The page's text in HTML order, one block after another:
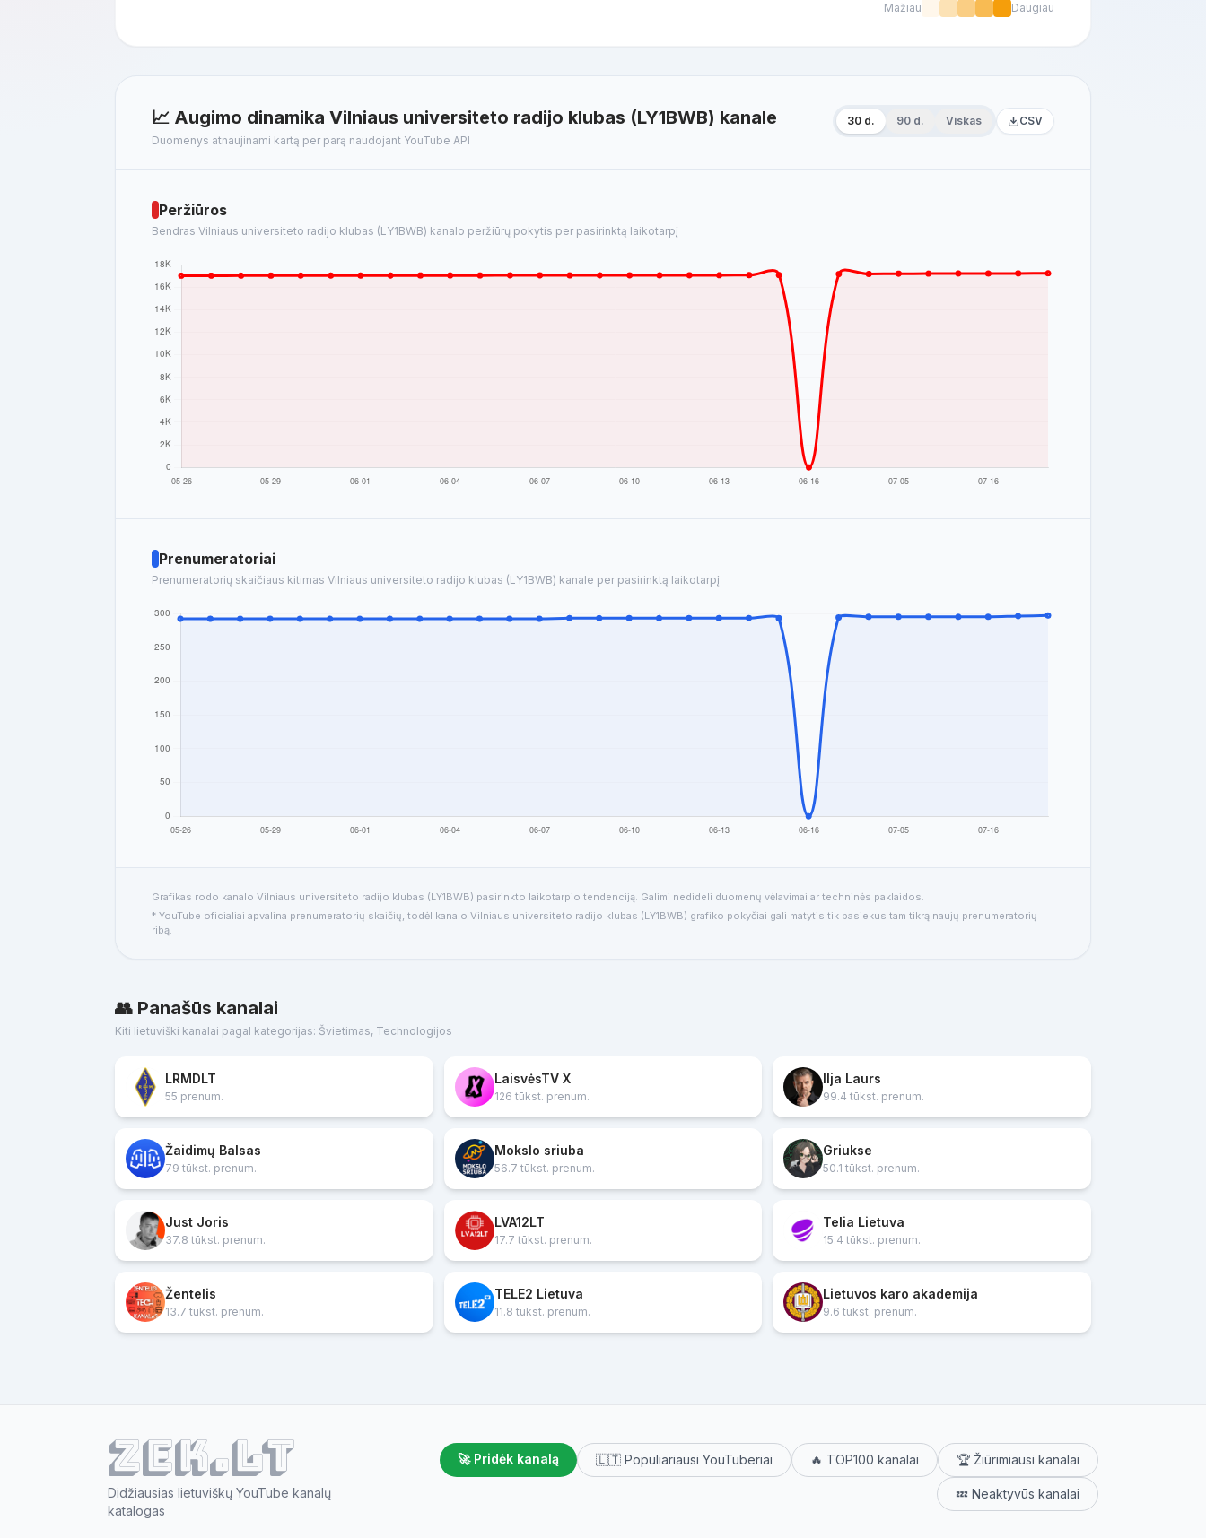
Mažiau Daugiau
📈 Augimo dinamika Vilniaus universiteto radijo klubas (LY1BWB) kanale
Duomenys atnaujinami kartą per parą naudojant YouTube API
30 d. 90 d. Viskas CSV
Peržiūros
Bendras Vilniaus universiteto radijo klubas (LY1BWB) kanalo peržiūrų pokytis per pasirinktą laikotarpį
Prenumeratoriai
Prenumeratorių skaičiaus kitimas Vilniaus universiteto radijo klubas (LY1BWB) kanale per pasirinktą laikotarpį
Grafikas rodo kanalo Vilniaus universiteto radijo klubas (LY1BWB) pasirinkto laikotarpio tendenciją. Galimi nedideli duomenų vėlavimai ar techninės paklaidos.
* YouTube oficialiai apvalina prenumeratorių skaičių, todėl kanalo Vilniaus universiteto radijo klubas (LY1BWB) grafiko pokyčiai gali matytis tik pasiekus tam tikrą naujų prenumeratorių
ribą.
👥 Panašūs kanalai
Kiti lietuviški kanalai pagal kategorijas: Švietimas, Technologijos
LRMDLT
55 prenum.
LaisvėsTV X
126 tūkst. prenum.
Ilja Laurs
99.4 tūkst. prenum.
Žaidimų Balsas
79 tūkst. prenum.
Mokslo sriuba
56.7 tūkst. prenum.
Griukse
50.1 tūkst. prenum.
Just Joris
37.8 tūkst. prenum.
LVA12LT
17.7 tūkst. prenum.
Telia Lietuva
15.4 tūkst. prenum.
Žentelis
13.7 tūkst. prenum.
TELE2 Lietuva
11.8 tūkst. prenum.
Lietuvos karo akademija
9.6 tūkst. prenum.
ZEK.lt
Didžiausias lietuviškų YouTube kanalų
katalogas
🚀 Pridėk kanalą 🇱🇹 Populiariausi YouTuberiai 🔥 TOP100 kanalai 🏆 Žiūrimiausi kanalai
💤 Neaktyvūs kanalai